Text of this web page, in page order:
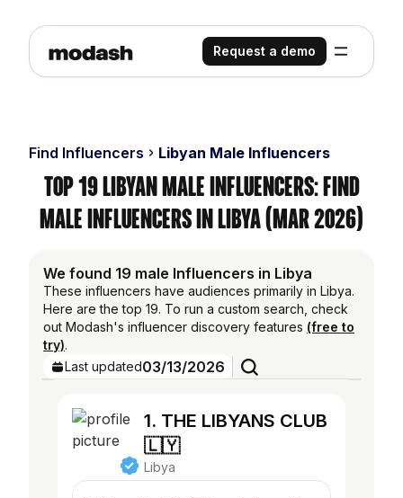
Request a demo
Find Influencers Libyan Male Influencers
Top 19 Libyan Male Influencers: Find
Male Influencers in Libya (Mar 2026)
We found 19 male Influencers in Libya
These influencers have audiences primarily in Libya.
Here are the top 19. To run a custom search, check
out Modash's influencer discovery features (free to
try).
Last updated03/13/2026
1. THE LIBYANS CLUB
🇱🇾
Libya